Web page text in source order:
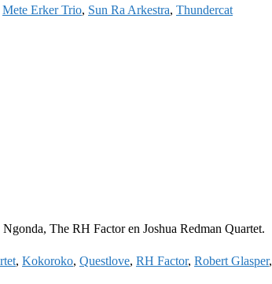
Mete Erker Trio, Sun Ra Arkestra, Thundercat
The RH Factor en Joshua Redman Quartet.
, Kokoroko, Questlove, RH Factor, Robert Glasper,